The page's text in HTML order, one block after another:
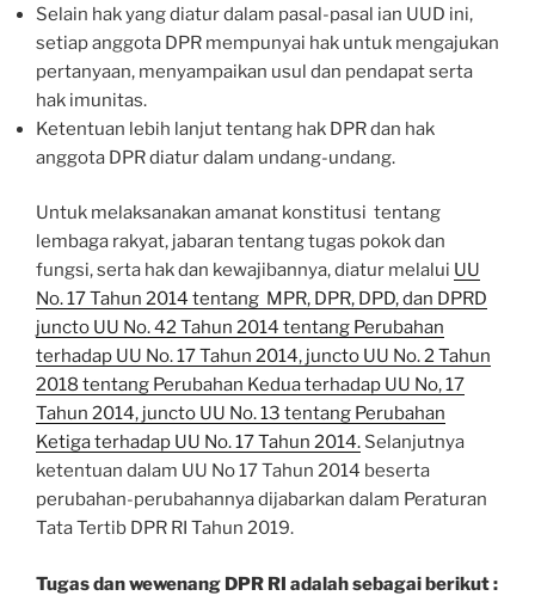
Selain hak yang diatur dalam pasal-pasal ian UUD ini,
setiap anggota DPR mempunyai hak untuk mengajukan
pertanyaan, menyampaikan usul dan pendapat serta
hak imunitas.
Ketentuan lebih lanjut tentang hak DPR dan hak
anggota DPR diatur dalam undang-undang.
Untuk melaksanakan amanat konstitusi tentang
lembaga rakyat, jabaran tentang tugas pokok dan
fungsi, serta hak dan kewajibannya, diatur melalui UU
No. 17 Tahun 2014 tentang MPR, DPR, DPD, dan DPRD
juncto UU No. 42 Tahun 2014 tentang Perubahan
terhadap UU No. 17 Tahun 2014, juncto UU No. 2 Tahun
2018 tentang Perubahan Kedua terhadap UU No, 17
Tahun 2014, juncto UU No. 13 tentang Perubahan
Ketiga terhadap UU No. 17 Tahun 2014. Selanjutnya
ketentuan dalam UU No 17 Tahun 2014 beserta
perubahan-perubahannya dijabarkan dalam Peraturan
Tata Tertib DPR RI Tahun 2019.
Tugas dan wewenang DPR RI adalah sebagai berikut :